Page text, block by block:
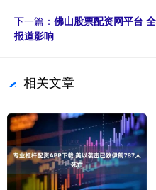
下一篇： 佛山股票配资网平台
报道影响
相关文章